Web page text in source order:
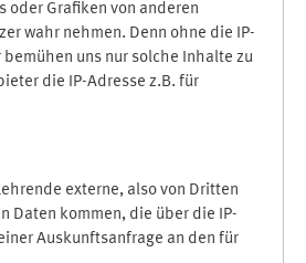
oder Grafiken von anderen
wahr nehmen. Denn ohne die IP-
uns nur solche Inhalte zu
die IP-Adresse z.B. für
externe, also von Dritten
Daten kommen, die über die IP-
Auskunftsanfrage an den für